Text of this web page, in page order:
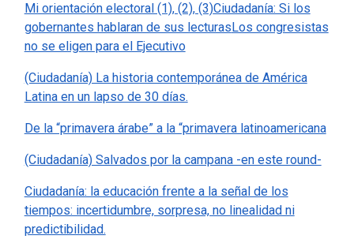
Mi orientación electoral (1), (2), (3)Ciudadanía: Si los
gobernantes hablaran de sus lecturasLos congresistas
no se eligen para el Ejecutivo
(Ciudadanía) La historia contemporánea de América
Latina en un lapso de 30 días.
De la “primavera árabe” a la “primavera latinoamericana
(Ciudadanía) Salvados por la campana -en este round-
Ciudadanía: la educación frente a la señal de los
tiempos: incertidumbre, sorpresa, no linealidad ni
predictibilidad.